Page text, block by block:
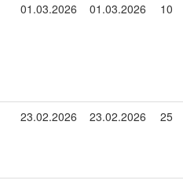
01.03.2026 01.03.2026 10
23.02.2026 23.02.2026 25